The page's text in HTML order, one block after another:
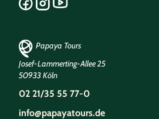
Papaya Tours
Josef-Lammerting-Allee 25
50933 Köln
02 21/35 55 77-0
info@papayatours.de